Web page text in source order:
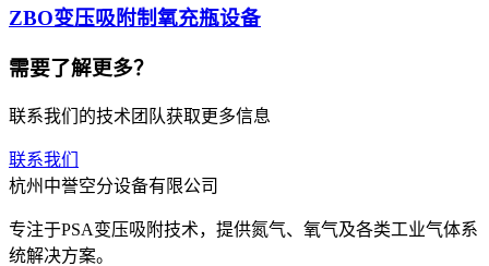
ZBO变压吸附制氧充瓶设备
需要了解更多？
联系我们的技术团队获取更多信息
联系我们
杭州中誉空分设备有限公司
专注于PSA变压吸附技术，提供氮气、氧气及各类工业气体系
统解决方案。